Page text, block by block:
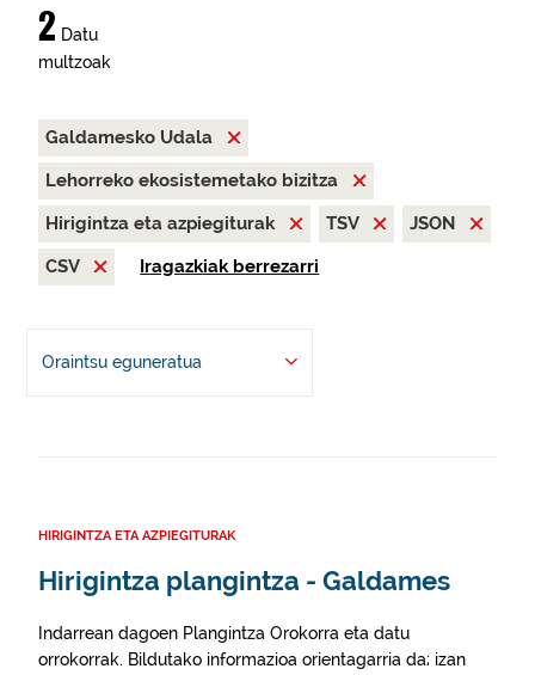
2 Datu
multzoak
Galdamesko Udala
Lehorreko ekosistemetako bizitza
Hirigintza eta azpiegiturak
TSV
JSON
CSV
Iragazkiak berrezarri
Oraintsu eguneratua
HIRIGINTZA ETA AZPIEGITURAK
Hirigintza plangintza - Galdames
Indarrean dagoen Plangintza Orokorra eta datu
orrokorrak. Bildutako informazioa orientagarria da; izan